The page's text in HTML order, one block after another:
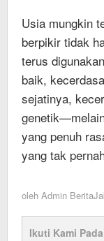
Usia mungkin
berpikir tidak
terus
baik,
sejatinya,
yang penuh
yang tak
oleh Admin
Ikuti Kami Pada